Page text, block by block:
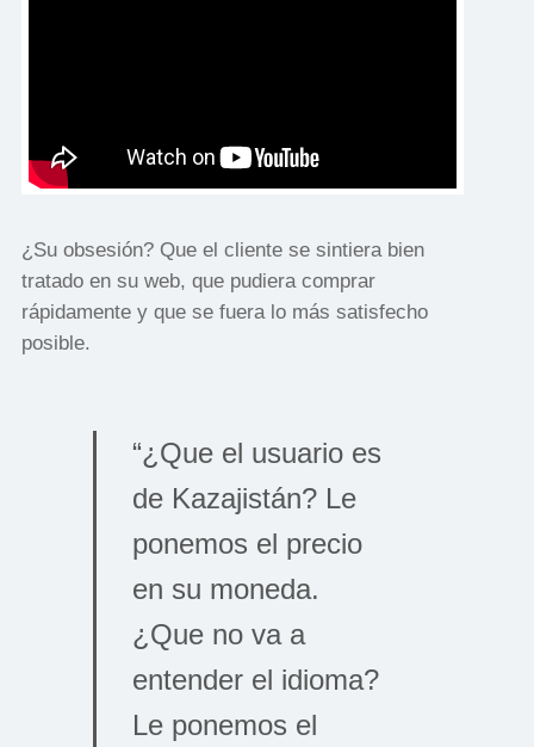
¿Su obsesión? Que el cliente se sintiera bien
tratado en su web, que pudiera comprar
rápidamente y que se fuera lo más satisfecho
posible.
“¿Que el usuario es
de Kazajistán? Le
ponemos el precio
en su moneda.
¿Que no va a
entender el idioma?
Le ponemos el